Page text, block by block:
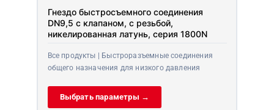
Гнездо быстросъемного соединения
DN9,5 с клапаном, с резьбой,
никелированная латунь, серия 1800N
Все продукты | Быстроразъемные соединения
общего назначения для низкого давления
Выбрать параметры →